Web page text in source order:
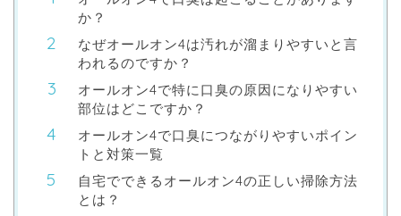
か？
なぜオールオン4は汚れが溜まりやすいと言
われるのですか？
オールオン4で特に口臭の原因になりやすい
部位はどこですか？
オールオン4で口臭につながりやすいポイン
トと対策一覧
自宅でできるオールオン4の正しい掃除方法
とは？